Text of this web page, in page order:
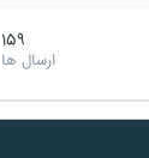
159
ارسال ها